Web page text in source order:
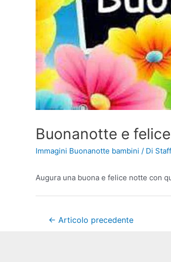
Buonanotte e
Immagini Buonanotte bambini / Di Staff
Augura una buona e felice notte con
Navigazione
← Articolo precedente